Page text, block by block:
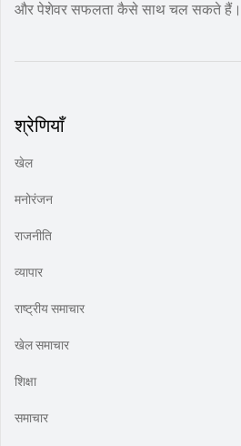
और पेशेवर सफलता कैसे साथ चल सकते हैं।
श्रेणियाँ
खेल
मनोरंजन
राजनीति
व्यापार
राष्ट्रीय समाचार
खेल समाचार
शिक्षा
समाचार